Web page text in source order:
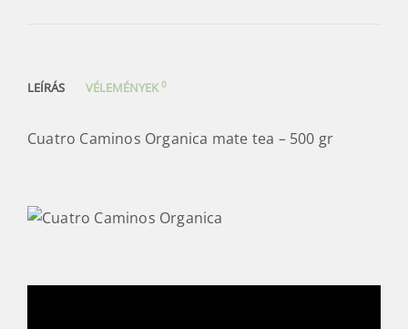
LEÍRÁS VÉLEMÉNYEK0
Cuatro Caminos Organica mate tea – 500 gr